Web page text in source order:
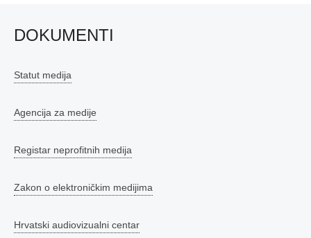
DOKUMENTI
Statut medija
Agencija za medije
Registar neprofitnih medija
Zakon o elektroničkim medijima
Hrvatski audiovizualni centar